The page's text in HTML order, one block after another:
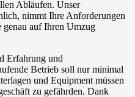
Abläufen. Unser
nimmt Ihre Anforderungen
auf Ihren Umzug
Erfahrung und
Betrieb soll nur minimal
und Equipment müssen
zu gefährden. Dank